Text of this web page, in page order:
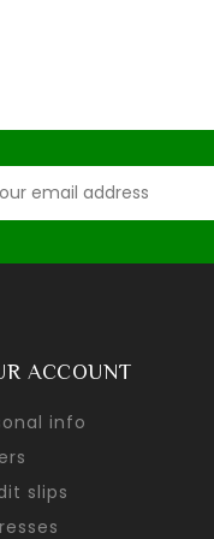
ACCOUNT
info
slips